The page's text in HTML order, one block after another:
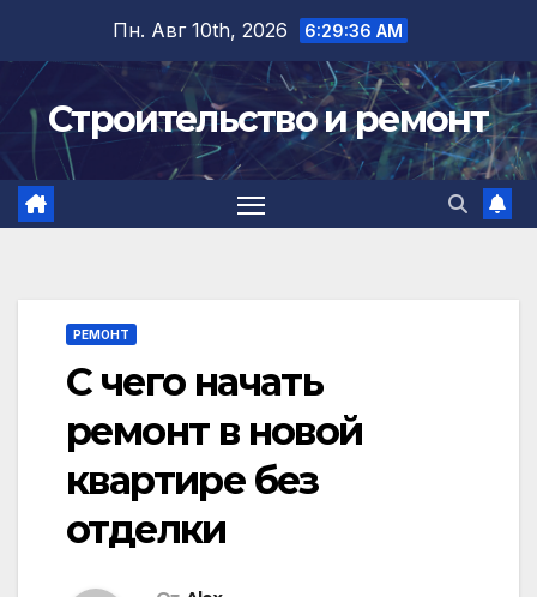
содержимому
Пн. Авг 10th, 2026 6:29:37 AM
Строительство и ремонт
РЕМОНТ
С чего начать
ремонт в новой
квартире без
отделки